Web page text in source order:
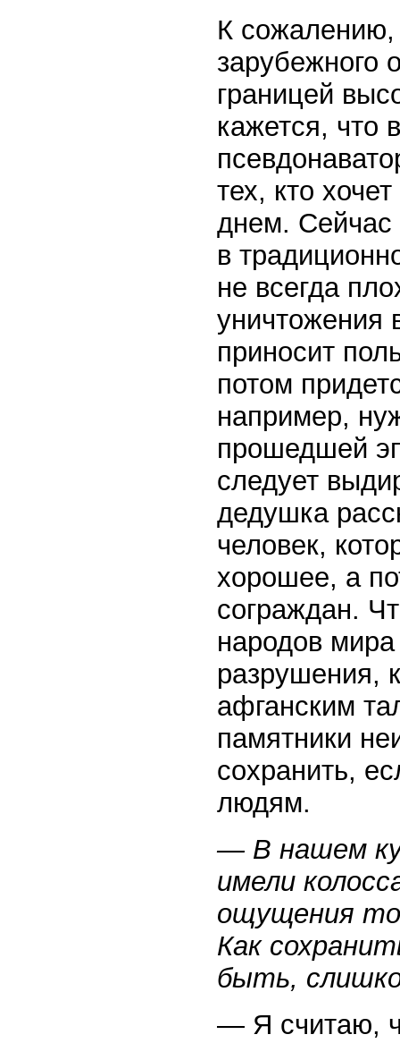
К сожалению,
зарубежного
границей
кажется, что
тех, кто
днем. Сейчас
в
не всегда
уничтожения
приносит
потом
например,
прошедшей
следует
дедушка
человек,
хорошее, а
сограждан.
народов
разрушения,
афганским
памятники
сохранить,
людям.
— В нашем
имели
ощущения
Как
быть,
— Я считаю,